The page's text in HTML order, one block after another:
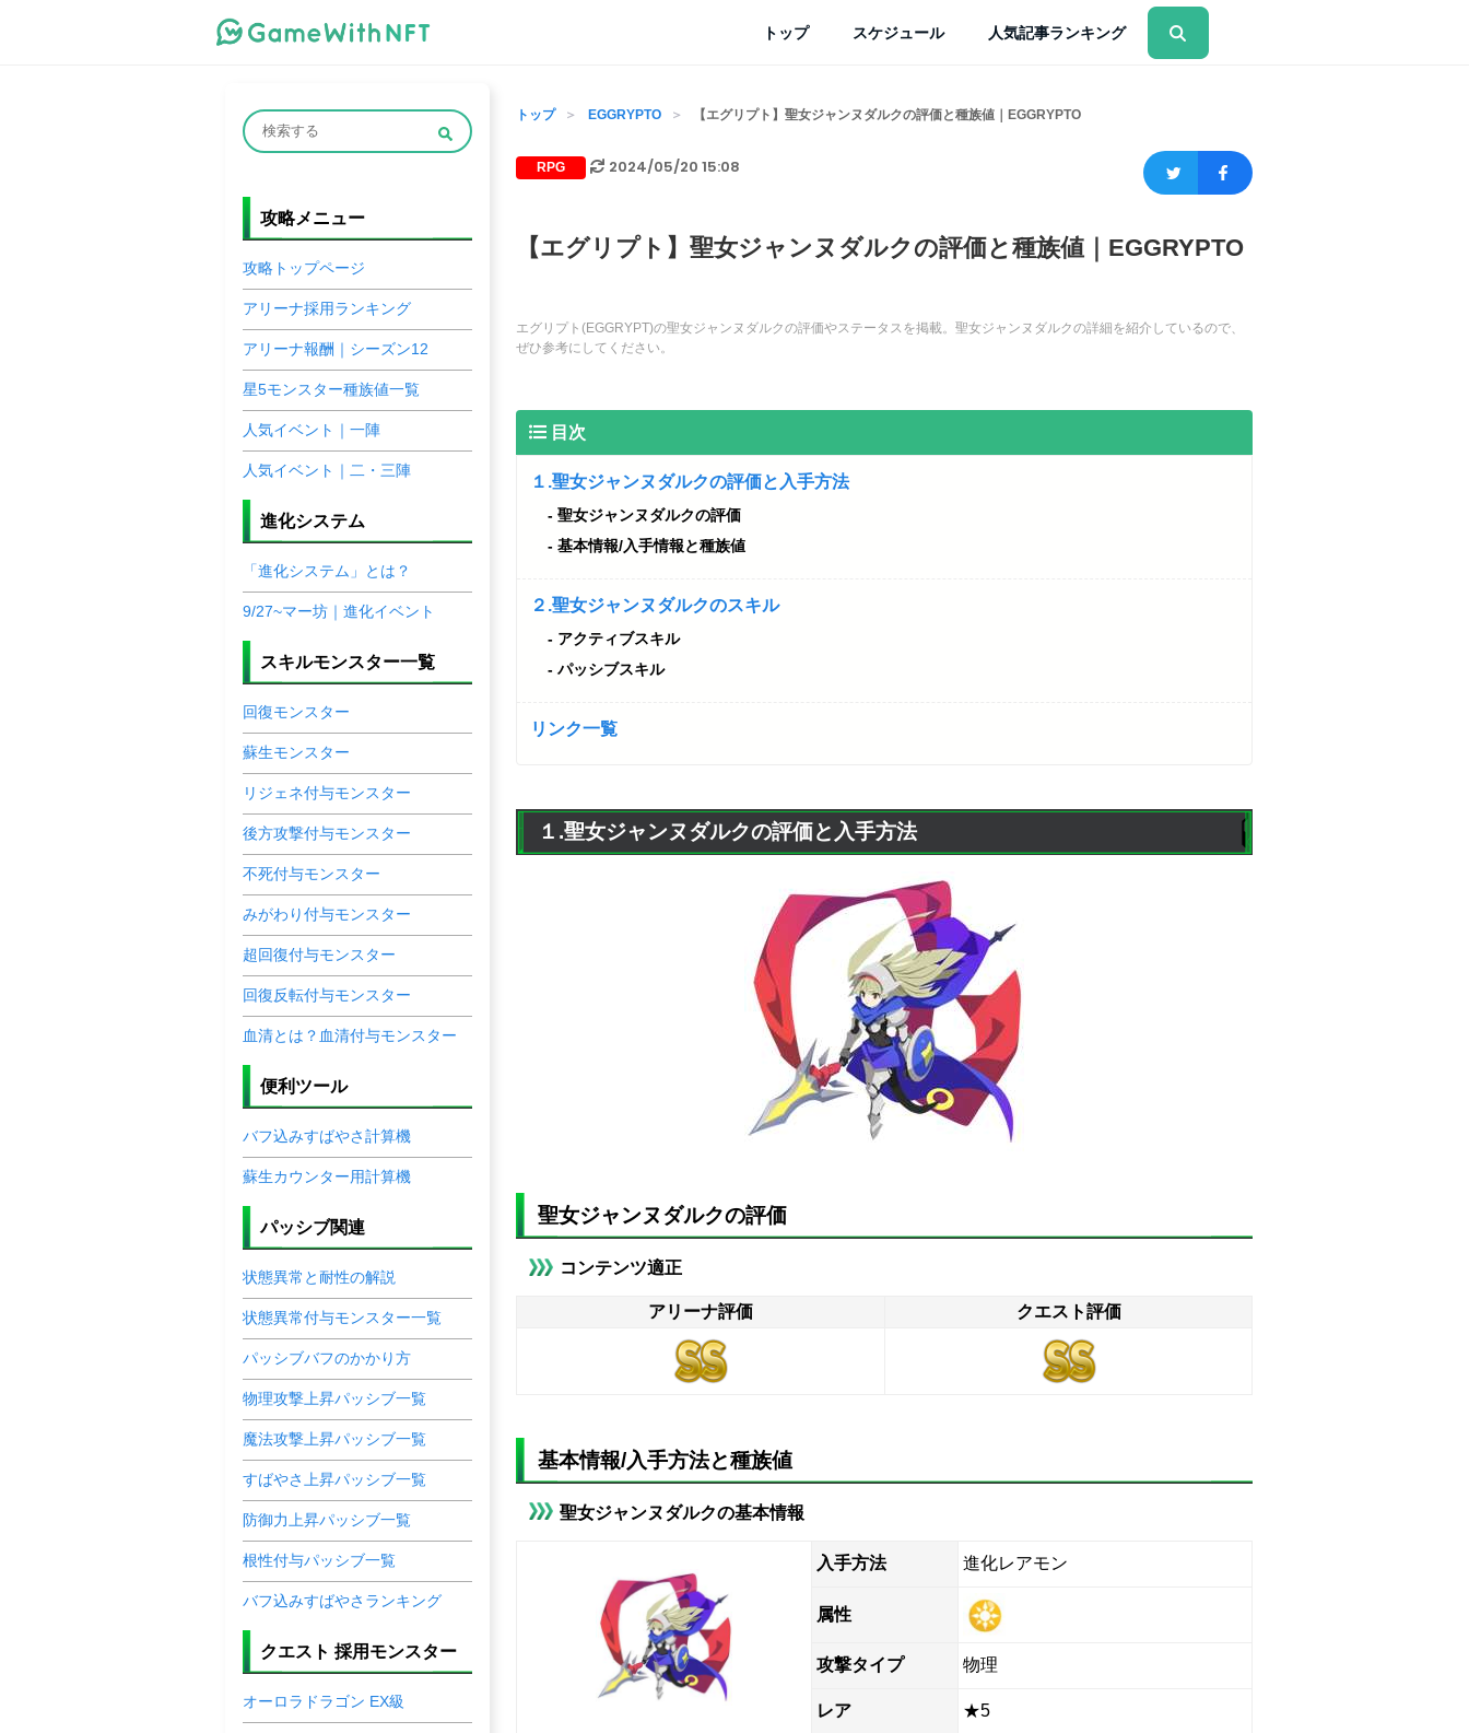
トップ スケジュール 人気記事ランキング
トップ EGGRYPTO 【エグリプト】聖女ジャンヌダルクの評価と種族値｜EGGRYPTO
RPG 2024/05/20 15:08
【エグリプト】聖女ジャンヌダルクの評価と種族値｜EGGRYPTO
エグリプト(EGGRYPT)の聖女ジャンヌダルクの評価やステータスを掲載。聖女ジャンヌダルクの詳細を紹介しているので、
ぜひ参考にしてください。
目次
１.聖女ジャンヌダルクの評価と入手方法
聖女ジャンヌダルクの評価
基本情報/入手情報と種族値
２.聖女ジャンヌダルクのスキル
アクティブスキル
パッシブスキル
リンク一覧
１.聖女ジャンヌダルクの評価と入手方法
聖女ジャンヌダルクの評価
コンテンツ適正
アリーナ評価 クエスト評価
基本情報/入手方法と種族値
聖女ジャンヌダルクの基本情報
入手方法 進化レアモン
属性
攻撃タイプ 物理
レア ★5
攻略メニュー
攻略トップページ
アリーナ採用ランキング
アリーナ報酬｜シーズン12
星5モンスター種族値一覧
人気イベント｜一陣
人気イベント｜二・三陣
進化システム
「進化システム」とは？
9/27~マー坊｜進化イベント
スキルモンスター一覧
回復モンスター
蘇生モンスター
リジェネ付与モンスター
後方攻撃付与モンスター
不死付与モンスター
みがわり付与モンスター
超回復付与モンスター
回復反転付与モンスター
血清とは？血清付与モンスター
便利ツール
バフ込みすばやさ計算機
蘇生カウンター用計算機
パッシブ関連
状態異常と耐性の解説
状態異常付与モンスター一覧
パッシブバフのかかり方
物理攻撃上昇パッシブ一覧
魔法攻撃上昇パッシブ一覧
すばやさ上昇パッシブ一覧
防御力上昇パッシブ一覧
根性付与パッシブ一覧
バフ込みすばやさランキング
クエスト 採用モンスター
オーロラドラゴン EX級